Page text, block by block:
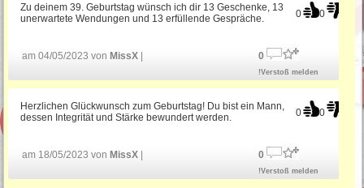
0 0
Zu deinem 39. Geburtstag wünsch ich dir 13 Geschenke, 13
unerwartete Wendungen und 13 erfüllende Gespräche.
am 04/05/2023 von MissX 0
!Verstoß melden
0 0
Herzlichen Glückwunsch zum Geburtstag! Du bist ein Mann,
dessen Integrität und Stärke bewundert werden.
am 18/05/2023 von MissX 0
!Verstoß melden